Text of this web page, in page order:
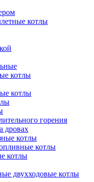
котлы
котлы
котлы
горения
дровах
котлы
котлы
котлы
двухходовые котлы